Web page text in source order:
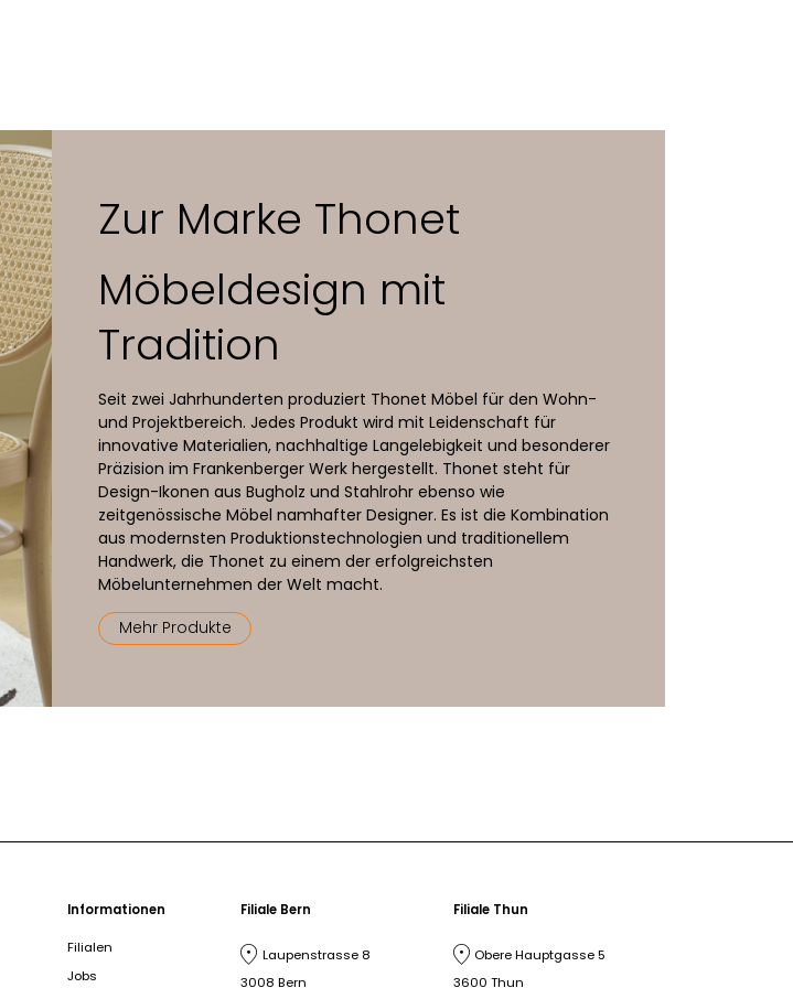
Zur Marke Thonet
Möbeldesign mit
Tradition
Seit zwei Jahrhunderten produziert Thonet Möbel für den Wohn-
und Projektbereich. Jedes Produkt wird mit Leidenschaft für
innovative Materialien, nachhaltige Langelebigkeit und besonderer
Präzision im Frankenberger Werk hergestellt. Thonet steht für
Design-Ikonen aus Bugholz und Stahlrohr ebenso wie
zeitgenössische Möbel namhafter Designer. Es ist die Kombination
aus modernsten Produktionstechnologien und traditionellem
Handwerk, die Thonet zu einem der erfolgreichsten
Möbelunternehmen der Welt macht.
Mehr Produkte
Informationen
Filialen
Jobs
Filiale Bern
Laupenstrasse 8
3008 Bern
Filiale Thun
Obere Hauptgasse 5
3600 Thun